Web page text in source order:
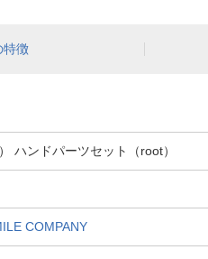
特徴
ハンドパーツセット（root）
COMPANY